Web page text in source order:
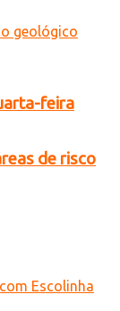
feira
de risco